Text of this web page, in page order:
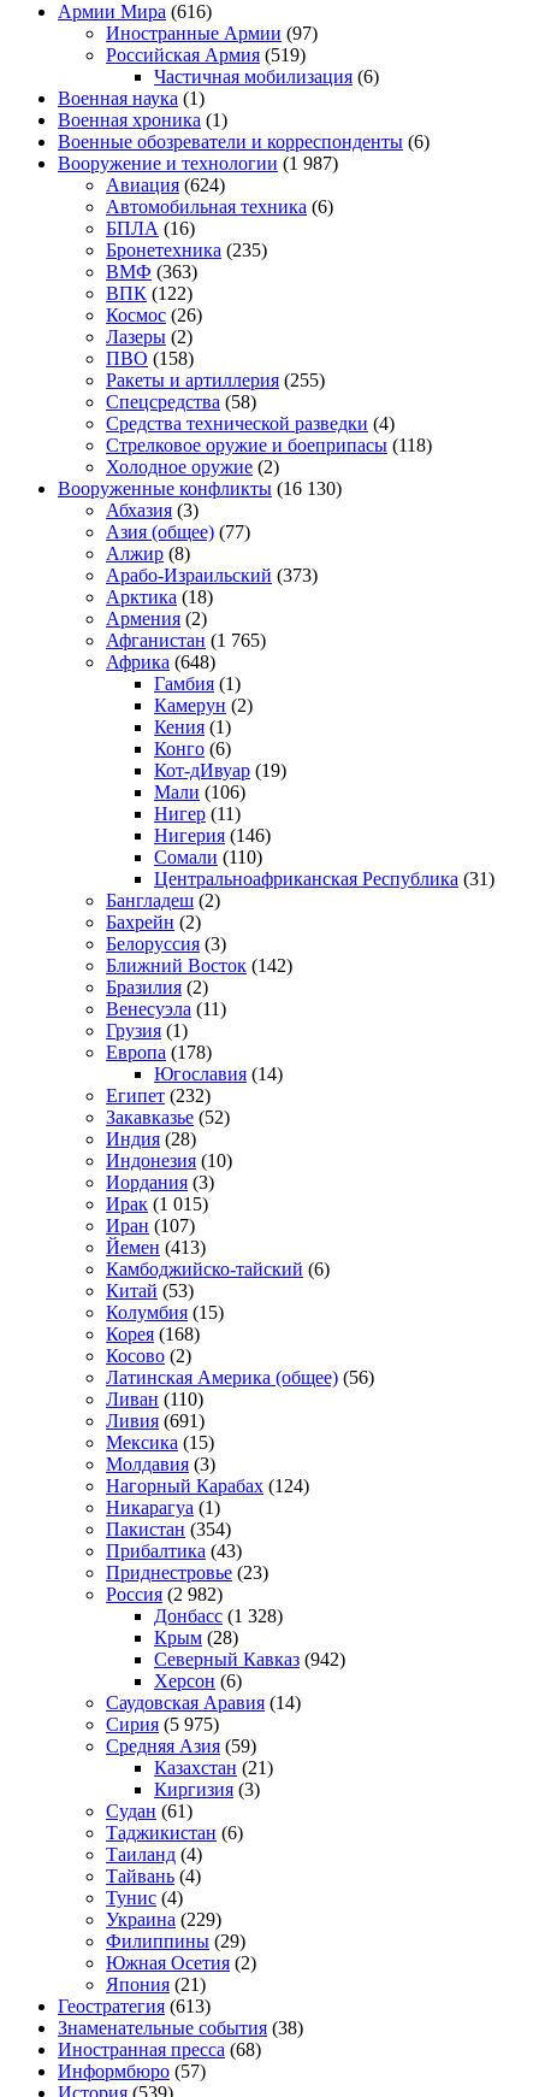
Армии Мира (616)
Иностранные Армии (97)
Российская Армия (519)
Частичная мобилизация (6)
Военная наука (1)
Военная хроника (1)
Военные обозреватели и корреспонденты (6)
Вооружение и технологии (1 987)
Авиация (624)
Автомобильная техника (6)
БПЛА (16)
Бронетехника (235)
ВМФ (363)
ВПК (122)
Космос (26)
Лазеры (2)
ПВО (158)
Ракеты и артиллерия (255)
Спецсредства (58)
Средства технической разведки (4)
Стрелковое оружие и боеприпасы (118)
Холодное оружие (2)
Вооруженные конфликты (16 130)
Абхазия (3)
Азия (общее) (77)
Алжир (8)
Арабо-Израильский (373)
Арктика (18)
Армения (2)
Афганистан (1 765)
Африка (648)
Гамбия (1)
Камерун (2)
Кения (1)
Конго (6)
Кот-дИвуар (19)
Мали (106)
Нигер (11)
Нигерия (146)
Сомали (110)
Центральноафриканская Республика (31)
Бангладеш (2)
Бахрейн (2)
Белоруссия (3)
Ближний Восток (142)
Бразилия (2)
Венесуэла (11)
Грузия (1)
Европа (178)
Югославия (14)
Египет (232)
Закавказье (52)
Индия (28)
Индонезия (10)
Иордания (3)
Ирак (1 015)
Иран (107)
Йемен (413)
Камбоджийско-тайский (6)
Китай (53)
Колумбия (15)
Корея (168)
Косово (2)
Латинская Америка (общее) (56)
Ливан (110)
Ливия (691)
Мексика (15)
Молдавия (3)
Нагорный Карабах (124)
Никарагуа (1)
Пакистан (354)
Прибалтика (43)
Приднестровье (23)
Россия (2 982)
Донбасс (1 328)
Крым (28)
Северный Кавказ (942)
Херсон (6)
Саудовская Аравия (14)
Сирия (5 975)
Средняя Азия (59)
Казахстан (21)
Киргизия (3)
Судан (61)
Таджикистан (6)
Таиланд (4)
Тайвань (4)
Тунис (4)
Украина (229)
Филиппины (29)
Южная Осетия (2)
Япония (21)
Геостратегия (613)
Знаменательные события (38)
Иностранная пресса (68)
Информбюро (57)